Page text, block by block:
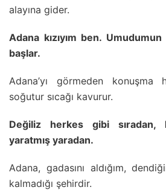
alayına gider.
Adana kızıyım ben.
başlar.
Adana’yı görmeden konuşma
soğutur sıcağı kavurur.
Değiliz herkes gibi sıradan,
yaratmış yaradan.
Adana, gadasını aldığım,
kalmadığı şehirdir.